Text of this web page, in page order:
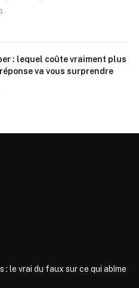
: lequel coûte vraiment plus
va vous surprendre
le vrai du faux sur ce qui abîme